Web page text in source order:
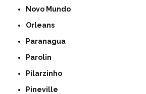
Novo Mundo
Orleans
Paranagua
Parolin
Pilarzinho
Pineville